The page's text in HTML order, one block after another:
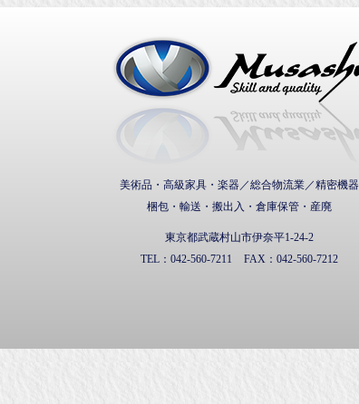
美術品・高級家具・楽器／総合物流業／精密機器
梱包・輸送・搬出入・倉庫保管・産廃
東京都武蔵村山市伊奈平1-24-2
TEL： 042-560-7211 FAX： 042-560-7212